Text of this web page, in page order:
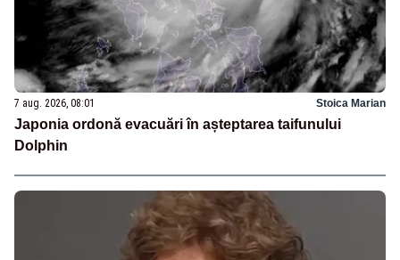
7 aug. 2026, 08:01 Stoica Marian
Japonia ordonă evacuări în așteptarea taifunului
Dolphin